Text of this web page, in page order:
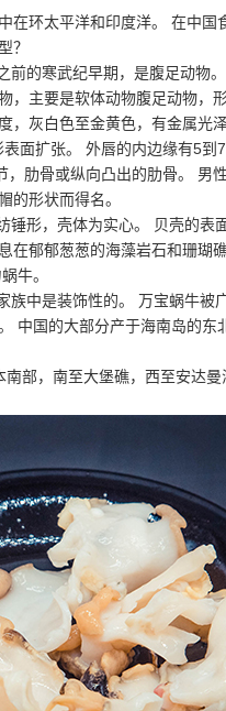
在环太平洋和印度洋。 在中国
？
的寒武纪早期，是腹足动物
主要是软体动物腹足动物，
，灰白色至金黄色，有金属光
面扩张。 外唇的内边缘有5
肋骨或纵向凸出的肋骨。 男
的形状而得名。
形，壳体为实心。 贝壳的表
郁郁葱葱的海藻岩石和珊瑚
牛。
中是装饰性的。 万宝蜗牛被
中国的大部分产于海南岛的
部，南至大堡礁，西至安达